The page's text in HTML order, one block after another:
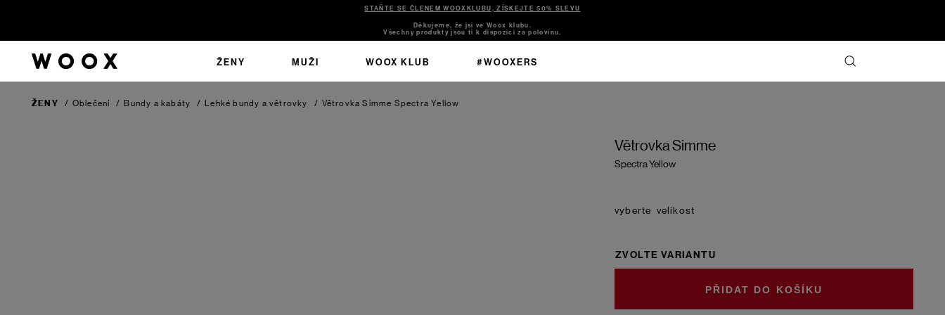
STAŇTE SE ČLENEM WOOXKLUBU, ZÍSKEJTE 50% SLEVU
Děkujeme, že jsi ve Woox klubu.
Všechny produkty jsou ti k dispozici za polovinu.
ŽENY MUŽI WOOX KLUB #WOOXERS
ŽENY / Oblečení / Bundy a kabáty / Lehké bundy a větrovky / Větrovka Simme Spectra Yellow
Větrovka Simme
Spectra Yellow
velikost
ZVOLTE VARIANTU
DO KOŠÍKU